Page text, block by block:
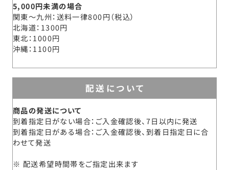
5,000円未満の場合
関東～九州 送料一律800円（税込）
北海道 1300円
東北 1000円
沖縄 1100円
配送について
商品の発送について
到着指定日がない場合：ご入金確認後、7日以内に発送
到着指定日がある場合：ご入金確認後、到着日指定日に合
わせて発送
配送希望時間帯をご指定出来ます